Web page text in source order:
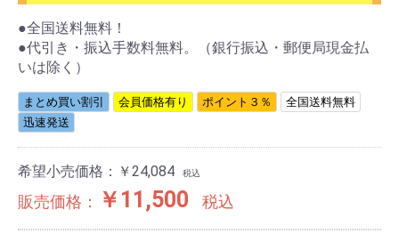
●全国送料無料！
●代引き・振込手数料無料。（銀行振込・郵便局現金払
いは除く）
まとめ買い割引 会員価格有り ポイント３％
全国送料無料
迅速発送
希望小売価格：￥24,084 税込
販売価格： ￥11,500 税込